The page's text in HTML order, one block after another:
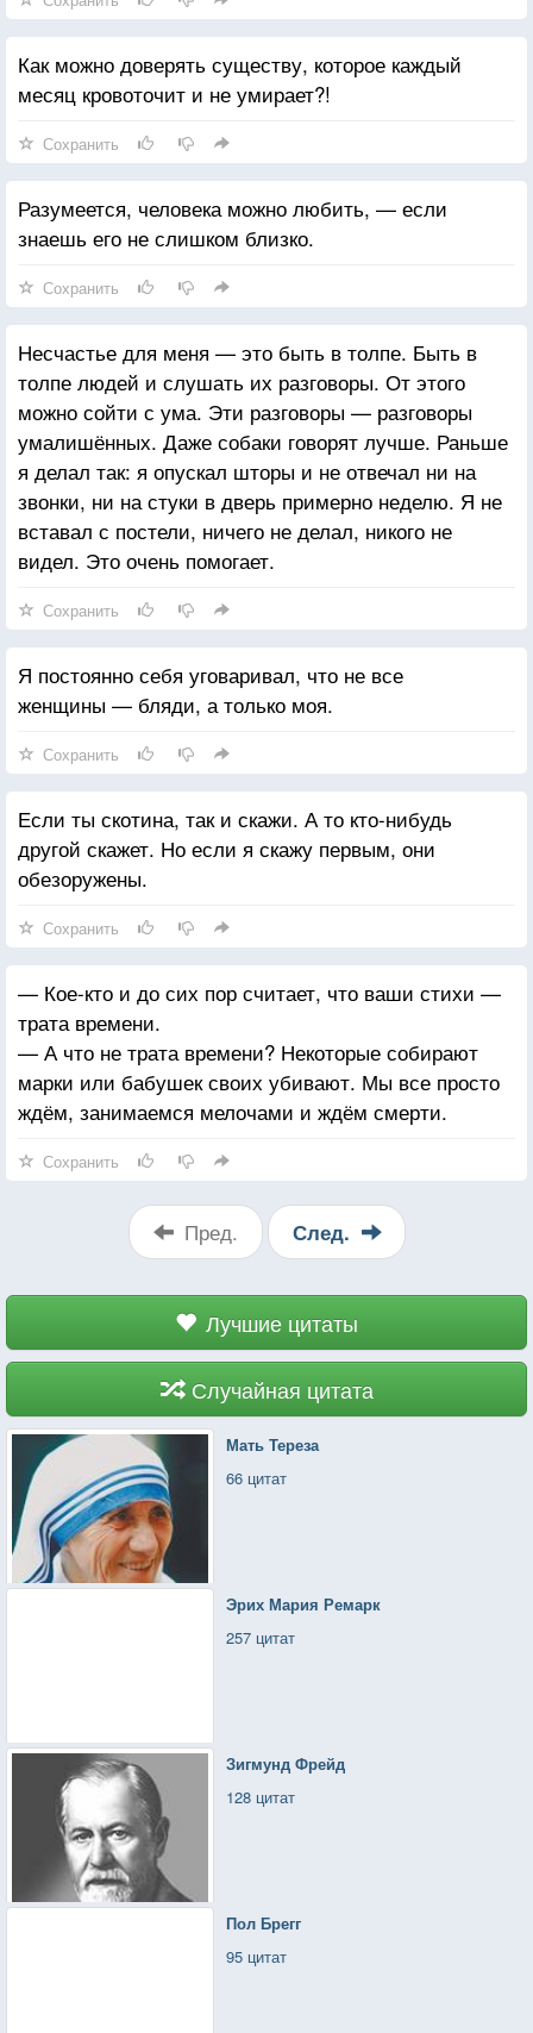
Как можно доверять существу, которое каждый
месяц кровоточит и не умирает?!
Сохранить
Разумеется, человека можно любить, — если
знаешь его не слишком близко.
Сохранить
Несчастье для меня — это быть в толпе. Быть в
толпе людей и слушать их разговоры. От этого
можно сойти с ума. Эти разговоры — разговоры
умалишённых. Даже собаки говорят лучше. Раньше
я делал так: я опускал шторы и не отвечал ни на
звонки, ни на стуки в дверь примерно неделю. Я не
вставал с постели, ничего не делал, никого не
видел. Это очень помогает.
Сохранить
Я постоянно себя уговаривал, что не все
женщины — бляди, а только моя.
Сохранить
Если ты скотина, так и скажи. А то кто-нибудь
другой скажет. Но если я скажу первым, они
обезоружены.
Сохранить
— Кое-кто и до сих пор считает, что ваши стихи —
трата времени.
— А что не трата времени? Некоторые собирают
марки или бабушек своих убивают. Мы все просто
ждём, занимаемся мелочами и ждём смерти.
Сохранить
Пред. След.
Лучшие цитаты
Случайная цитата
Мать Тереза
66 цитат
Эрих Мария Ремарк
257 цитат
Зигмунд Фрейд
128 цитат
Пол Брегг
95 цитат